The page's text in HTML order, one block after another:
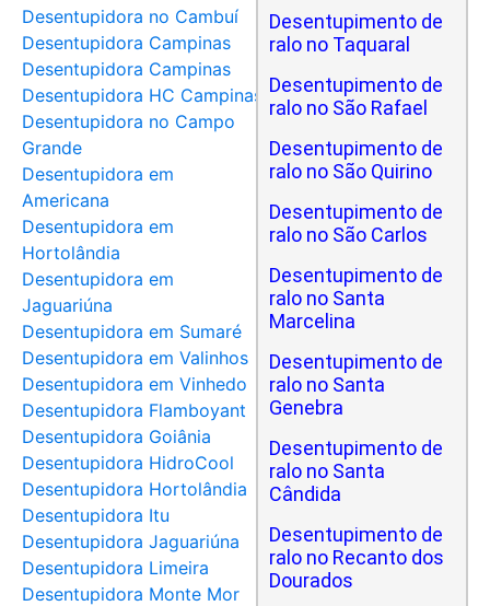
Desentupidora no Cambuí
Desentupidora Campinas
Desentupidora Campinas
Desentupidora HC Campinas
Desentupidora no Campo
Grande
Desentupidora em
Americana
Desentupidora em
Hortolândia
Desentupidora em
Jaguariúna
Desentupidora em Sumaré
Desentupidora em Valinhos
Desentupidora em Vinhedo
Desentupidora Flamboyant
Desentupidora Goiânia
Desentupidora HidroCool
Desentupidora Hortolândia
Desentupidora Itu
Desentupidora Jaguariúna
Desentupidora Limeira
Desentupidora Monte Mor
Desentupimento de
ralo no Taquaral
Desentupimento de
ralo no São Rafael
Desentupimento de
ralo no São Quirino
Desentupimento de
ralo no São Carlos
Desentupimento de
ralo no Santa
Marcelina
Desentupimento de
ralo no Santa
Genebra
Desentupimento de
ralo no Santa
Cândida
Desentupimento de
ralo no Recanto dos
Dourados